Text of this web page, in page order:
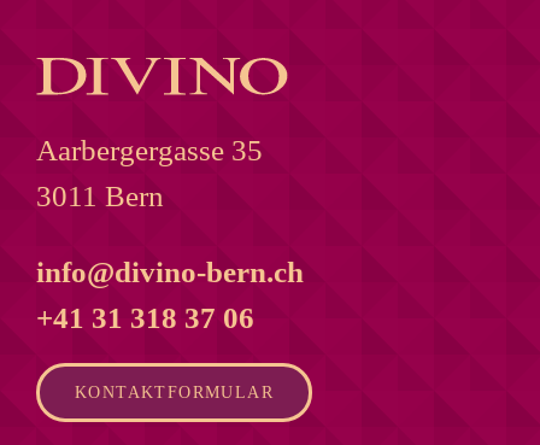
Aarbergergasse 35
3011 Bern
info@divino-bern.ch
+41 31 318 37 06
KONTAKTFORMULAR